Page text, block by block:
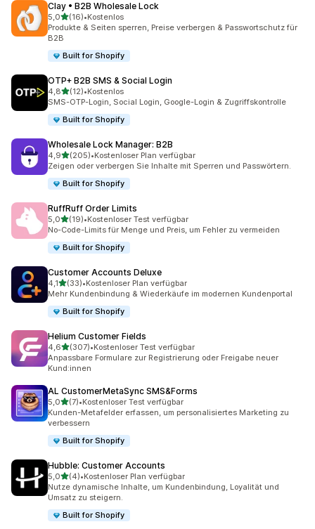
Clay • B2B Wholesale Lock
5,0von 5 Sternen
(16)
16 Rezensionen insgesamt
•Kostenlos
Produkte & Seiten sperren, Preise verbergen & Passwortschutz für
B2B
Built for Shopify
OTP+ B2B SMS & Social Login
4,8von 5 Sternen
(12)
12 Rezensionen insgesamt
•Kostenlos
SMS-OTP-Login, Social Login, Google-Login & Zugriffskontrolle
Built for Shopify
Wholesale Lock Manager: B2B
4,9von 5 Sternen
(205)
205 Rezensionen insgesamt
•Kostenloser Plan verfügbar
Zeigen oder verbergen Sie Inhalte mit Sperren und Passwörtern.
Built for Shopify
RuffRuff Order Limits
5,0von 5 Sternen
(19)
19 Rezensionen insgesamt
•Kostenloser Test verfügbar
No-Code-Limits für Menge und Preis, um Fehler zu vermeiden
Built for Shopify
Customer Accounts Deluxe
4,1von 5 Sternen
(33)
33 Rezensionen insgesamt
•Kostenloser Plan verfügbar
Mehr Kundenbindung & Wiederkäufe im modernen Kundenportal
Built for Shopify
Helium Customer Fields
4,6von 5 Sternen
(307)
307 Rezensionen insgesamt
•Kostenloser Test verfügbar
Anpassbare Formulare zur Registrierung oder Freigabe neuer
Kund:innen
AL CustomerMetaSync SMS&Forms
5,0von 5 Sternen
(7)
7 Rezensionen insgesamt
•Kostenloser Test verfügbar
Kunden-Metafelder erfassen, um personalisiertes Marketing zu
verbessern
Built for Shopify
Hubble: Customer Accounts
5,0von 5 Sternen
(4)
4 Rezensionen insgesamt
•Kostenloser Plan verfügbar
Nutze dynamische Inhalte, um Kundenbindung, Loyalität und
Umsatz zu steigern.
Built for Shopify